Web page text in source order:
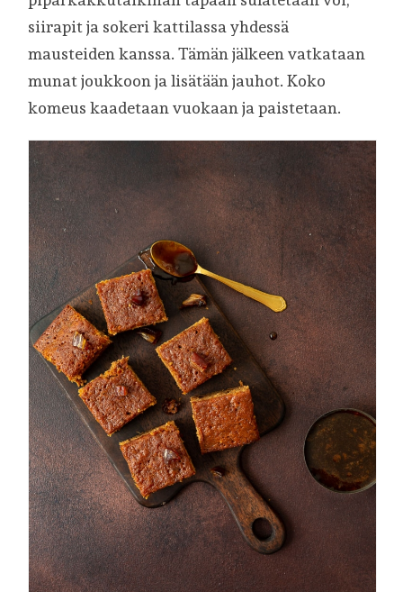
siirapit ja sokeri kattilassa yhdessä
mausteiden kanssa. Tämän jälkeen vatkataan
munat joukkoon ja lisätään jauhot. Koko
komeus kaadetaan vuokaan ja paistetaan.